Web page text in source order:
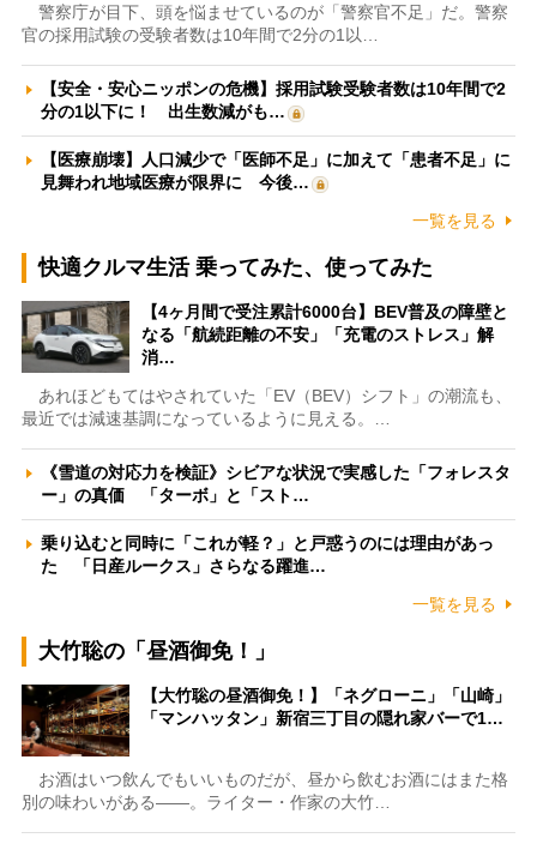
警察庁が目下、頭を悩ませているのが「警察官不足」だ。警察
官の採用試験の受験者数は10年間で2分の1以…
【安全・安心ニッポンの危機】採用試験受験者数は10年間で2
分の1以下に！ 出生数減がも…
【医療崩壊】人口減少で「医師不足」に加えて「患者不足」に
見舞われ地域医療が限界に 今後…
一覧を見る
快適クルマ生活 乗ってみた、使ってみた
【4ヶ月間で受注累計6000台】BEV普及の障壁と
なる「航続距離の不安」「充電のストレス」解
消…
あれほどもてはやされていた「EV（BEV）シフト」の潮流も、
最近では減速基調になっているように見える。…
《雪道の対応力を検証》シビアな状況で実感した「フォレスタ
ー」の真価 「ターボ」と「スト…
乗り込むと同時に「これが軽？」と戸惑うのには理由があっ
た 「日産ルークス」さらなる躍進…
一覧を見る
大竹聡の「昼酒御免！」
【大竹聡の昼酒御免！】「ネグローニ」「山崎」
「マンハッタン」新宿三丁目の隠れ家バーで1…
お酒はいつ飲んでもいいものだが、昼から飲むお酒にはまた格
別の味わいがある――。ライター・作家の大竹…